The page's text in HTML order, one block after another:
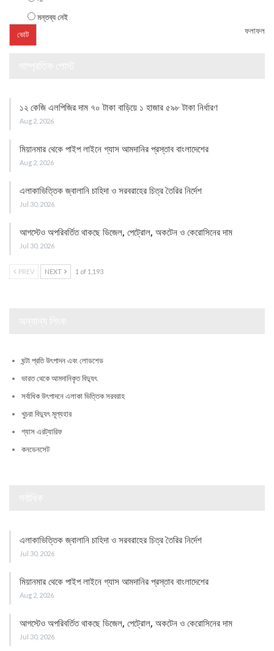
মন্তব্য নেই
ফলাফল
১২ কেজি এলপিজির দাম ৭০ টাকা বাড়িয়ে ১ হাজার ৫৯৮ টাকা নির্ধারণ
Aug 2, 2026
মিয়ানমার থেকে পাইপ লাইনে গ্যাস আমদানির প্রস্তাব বাংলাদেশের
Aug 2, 2026
এলাকাভিত্তিক জ্বালানি চাহিদা ও সরবরাহের চিত্র তৈরির নির্দেশ
Jul 30, 2026
আগস্টেও অপরিবর্তিত থাকছে ডিজেল, পেট্রোল, অকটেন ও কেরোসিনের দাম
Jul 30, 2026
PREV NEXT 1 of 1,193
ঘন্টা প্রতি উৎপাদন এবং লোডশেড
ভারত থেকে আমদানিকৃত বিদ্যুৎ
সর্বাধিক উৎপাদনে এলাকা ভিত্তিক সরবরাহ
খুচরা বিদ্যুৎ মূল্যহার
গ্যাস এরট্যারিফ
কনডেনসেট
এলাকাভিত্তিক জ্বালানি চাহিদা ও সরবরাহের চিত্র তৈরির নির্দেশ
Jul 30, 2026
মিয়ানমার থেকে পাইপ লাইনে গ্যাস আমদানির প্রস্তাব বাংলাদেশের
Aug 2, 2026
আগস্টেও অপরিবর্তিত থাকছে ডিজেল, পেট্রোল, অকটেন ও কেরোসিনের দাম
Jul 30, 2026